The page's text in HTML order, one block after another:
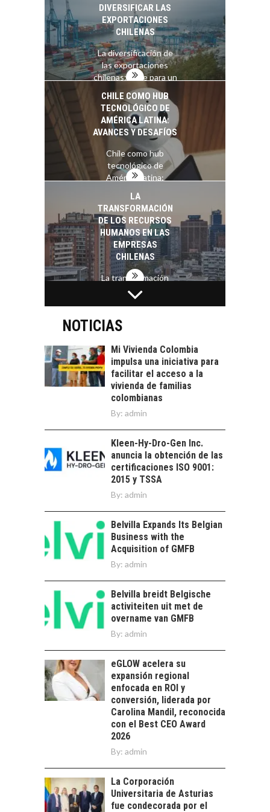
DIVERSIFICAR LAS
EXPORTACIONES
CHILENAS
La diversificación de
las exportaciones
chilenas: clave para un
crecimiento…
CHILE COMO HUB
TECNOLÓGICO DE
AMÉRICA LATINA:
AVANCES Y DESAFÍOS
Chile como hub
tecnológico de
América Latina:
LA
TRANSFORMACIÓN
DE LOS RECURSOS
HUMANOS EN LAS
EMPRESAS
CHILENAS
La transformación
estratégica de los
recursos humanos en
FINANCIAMIENTO
PARA PYMES EN
ALTERNATIVAS MÁS
ALLÁ DEL CRÉDITO
BANCARIO
Financiamiento para
pymes en Chile:
alternativas que
trascienden el
EL CRECIMIENTO DE
LOS SERVICIOS
EXPORTADOS DESDE
CHILE
El auge de las
exportaciones de
servicios digitales en
TORRES DEL PAINE Y
SU APORTE AL
TURISMO Y LA
ECONOMÍA REGIONAL
Torres del Paine:
motor clave del
turismo y la
economía…
LA IMPORTANCIA DE
DIVERSIFICAR LAS
EXPORTACIONES
CHILENAS
las exportaciones
chilenas: clave para un
crecimiento…
CHILE COMO HUB
TECNOLÓGICO DE
AMÉRICA LATINA:
AVANCES Y DESAFÍOS
Chile como hub
tecnológico de
América Latina:
avances y desafíos…
LA
NOTICIAS
Mi Vivienda Colombia
impulsa una iniciativa para
facilitar el acceso a la
vivienda de familias
colombianas
By: admin
Kleen-Hy-Dro-Gen Inc.
anuncia la obtención de las
certificaciones ISO 9001:
2015 y TSSA
By: admin
Belvilla Expands Its Belgian
Business with the
Acquisition of GMFB
By: admin
Belvilla breidt Belgische
activiteiten uit met de
overname van GMFB
By: admin
eGLOW acelera su
expansión regional
enfocada en ROI y
conversión, liderada por
Carolina Mandil, reconocida
con el Best CEO Award
2026
By: admin
La Corporación
Universitaria de Asturias
fue condecorada por el